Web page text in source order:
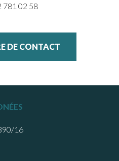
781 02 58
DE CONTACT
16